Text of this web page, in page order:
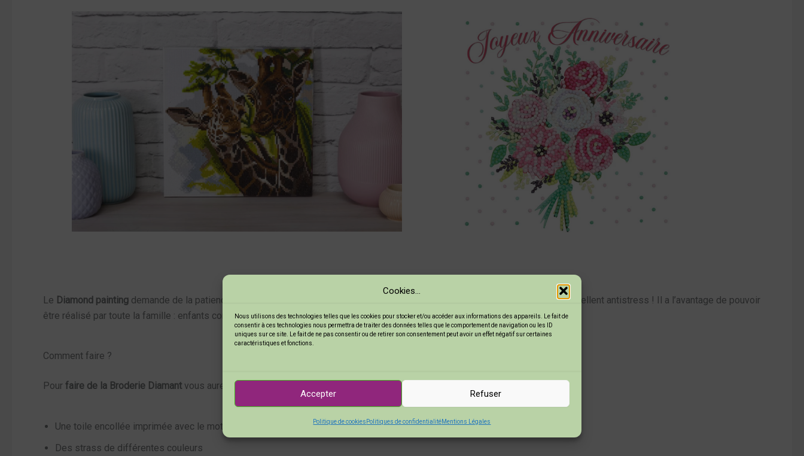
Cookies...
Nous utilisons des technologies telles que les cookies pour stocker et/ou accéder aux informations des appareils. Le fait de
consentir à ces technologies nous permettra de traiter des données telles que le comportement de navigation ou les ID
uniques sur ce site. Le fait de ne pas consentir ou de retirer son consentement peut avoir un effet négatif sur certaines
caractéristiques et fonctions.
Accepter Refuser
Politique de cookies Politiques de confidentialitéMentions Légales
Le Diamond painting demande de la patience et saura stimuler à la fois votre créativité et votre dextérité. C’est également un excellent antistress ! Il a l’avantage de pouvoir
être réalisé par toute la famille : enfants comme adultes peuvent s’y adonner.
Comment faire ?
Pour faire de la Broderie Diamant vous aurez besoin de :
Une toile encollée imprimée avec le motif de votre choix
Des strass de différentes couleurs